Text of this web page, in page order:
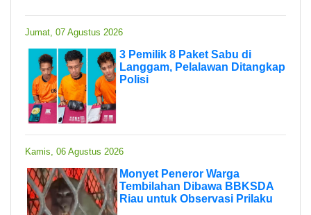
Jumat, 07 Agustus 2026
3 Pemilik 8 Paket Sabu di
Langgam, Pelalawan Ditangkap
Polisi
Kamis, 06 Agustus 2026
Monyet Peneror Warga
Tembilahan Dibawa BBKSDA
Riau untuk Observasi Prilaku